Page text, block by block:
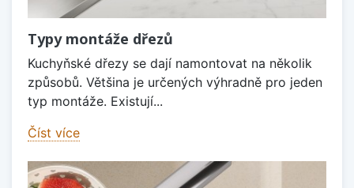
Typy montáže dřezů
Kuchyňské dřezy se dají namontovat na několik
způsobů. Většina je určených výhradně pro jeden
typ montáže. Existují...
Číst více